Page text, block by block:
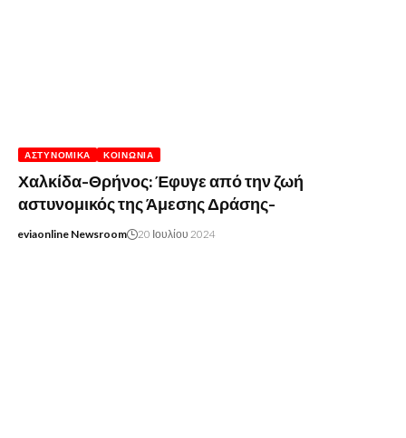
ΑΣΤΥΝΟΜΙΚΆ ΚΟΙΝΩΝΊΑ
Χαλκίδα-Θρήνος: Έφυγε από την ζωή
αστυνομικός της Άμεσης Δράσης-
eviaonline Newsroom 20 Ιουλίου 2024